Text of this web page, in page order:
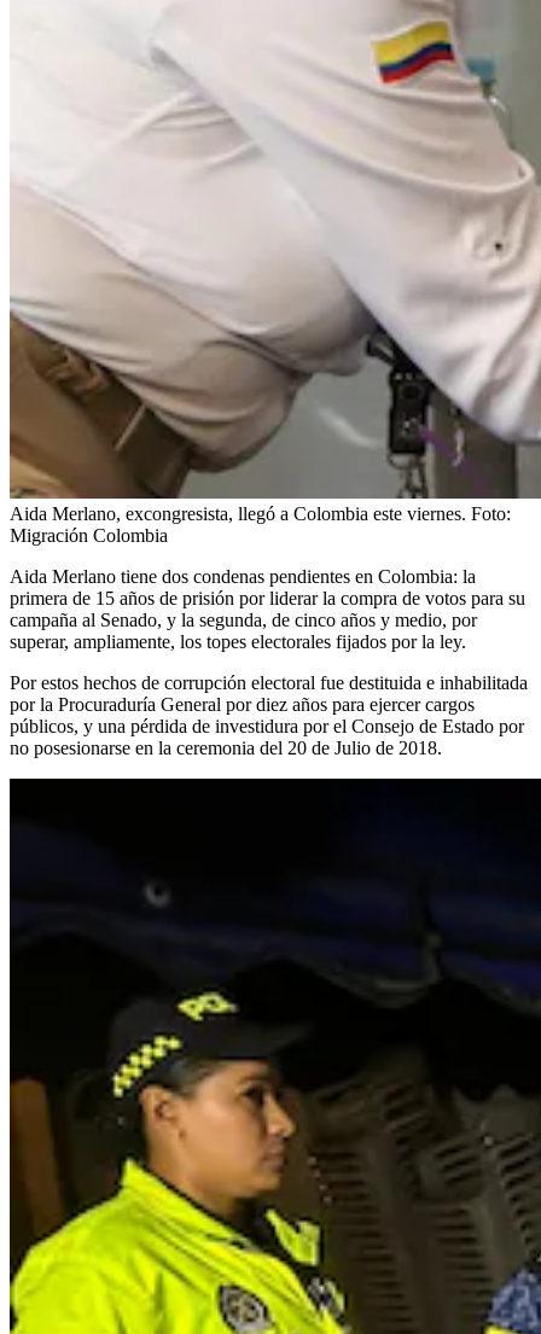
Aida Merlano, excongresista, llegó a Colombia este viernes. Foto:
Migración Colombia
Aida Merlano tiene dos condenas pendientes en Colombia: la
primera de 15 años de prisión por liderar la compra de votos para su
campaña al Senado, y la segunda, de cinco años y medio, por
superar, ampliamente, los topes electorales fijados por la ley.
Por estos hechos de corrupción electoral fue destituida e inhabilitada
por la Procuraduría General por diez años para ejercer cargos
públicos, y una pérdida de investidura por el Consejo de Estado por
no posesionarse en la ceremonia del 20 de Julio de 2018.